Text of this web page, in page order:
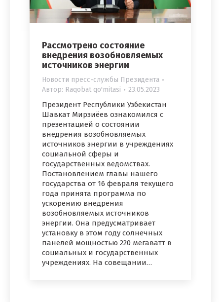
Рассмотрено состояние
внедрения возобновляемых
источников энергии
Новости пресс-службы Президента
Автор: Raqobat qo'mitasi 23.05.2023
Президент Республики Узбекистан
Шавкат Мирзиёев ознакомился с
презентацией о состоянии
внедрения возобновляемых
источников энергии в учреждениях
социальной сферы и
государственных ведомствах.
Постановлением главы нашего
государства от 16 февраля текущего
года принята программа по
ускорению внедрения
возобновляемых источников
энергии. Она предусматривает
установку в этом году солнечных
панелей мощностью 220 мегаватт в
социальных и государственных
учреждениях. На совещании…